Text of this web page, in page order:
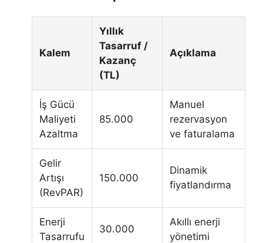
Kalem
Yıllık
Tasarruf /
Kazanç
(TL)
Açıklama
İş Gücü
Maliyeti
Azaltma
85.000
Manuel
rezervasyon
ve faturalama
Gelir
Artışı
(RevPAR)
150.000
Dinamik
fiyatlandırma
Enerji
Tasarrufu
30.000
Akıllı enerji
yönetimi